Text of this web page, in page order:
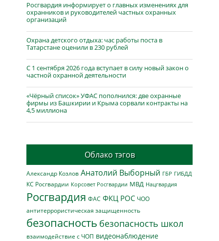
Росгвардия информирует о главных изменениях для
охранников и руководителей частных охранных
организаций
Охрана детского отдыха: час работы поста в
Татарстане оценили в 230 рублей
С 1 сентября 2026 года вступает в силу новый закон о
частной охранной деятельности
«Чёрный список» УФАС пополнился: две охранные
фирмы из Башкирии и Крыма сорвали контракты на
4,5 миллиона
Облако тэгов
Александр Козлов Анатолий Выборный ГБР ГИБДД
КС Росгвардии Корсовет Росгвардии МВД Нацгвардия
Росгвардия ФАС ФКЦ РОС ЧОО
антитеррористическая защищенность
безопасность безопасность школ
взаимодействие с ЧОП видеонаблюдение